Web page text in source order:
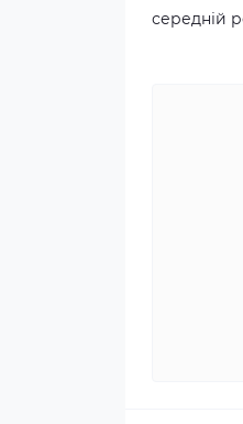
середній